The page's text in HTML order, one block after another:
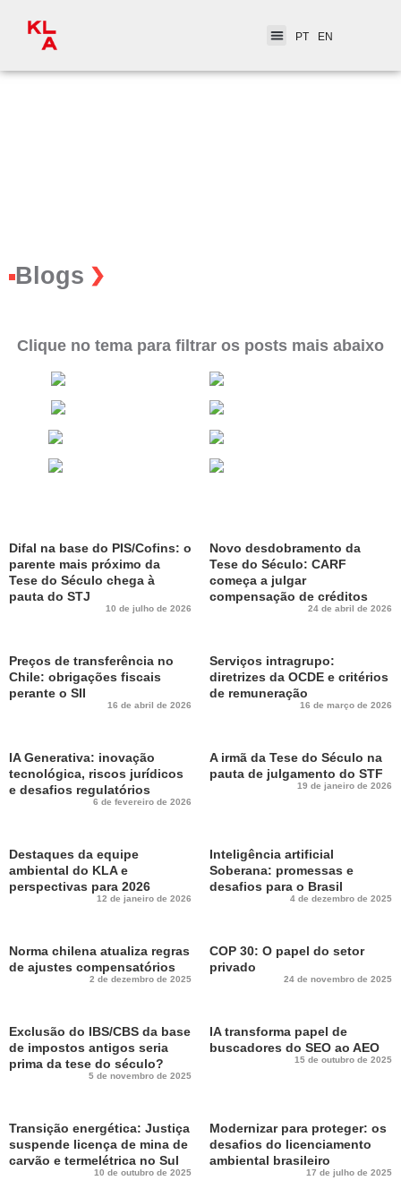
PT EN
Blogs
Clique no tema para filtrar os posts mais abaixo
Difal na base do PIS/Cofins: o
parente mais próximo da
Tese do Século chega à
pauta do STJ
10 de julho de 2026
Novo desdobramento da
Tese do Século: CARF
começa a julgar
compensação de créditos
24 de abril de 2026
Preços de transferência no
Chile: obrigações fiscais
perante o SII
16 de abril de 2026
Serviços intragrupo:
diretrizes da OCDE e critérios
de remuneração
16 de março de 2026
IA Generativa: inovação
tecnológica, riscos jurídicos
e desafios regulatórios
6 de fevereiro de 2026
A irmã da Tese do Século na
pauta de julgamento do STF
19 de janeiro de 2026
Destaques da equipe
ambiental do KLA e
perspectivas para 2026
12 de janeiro de 2026
Inteligência artificial
Soberana: promessas e
desafios para o Brasil
4 de dezembro de 2025
Norma chilena atualiza regras
de ajustes compensatórios
2 de dezembro de 2025
COP 30: O papel do setor
privado
24 de novembro de 2025
Exclusão do IBS/CBS da base
de impostos antigos seria
prima da tese do século?
5 de novembro de 2025
IA transforma papel de
buscadores do SEO ao AEO
15 de outubro de 2025
Transição energética: Justiça
suspende licença de mina de
carvão e termelétrica no Sul
10 de outubro de 2025
Modernizar para proteger: os
desafios do licenciamento
ambiental brasileiro
17 de julho de 2025